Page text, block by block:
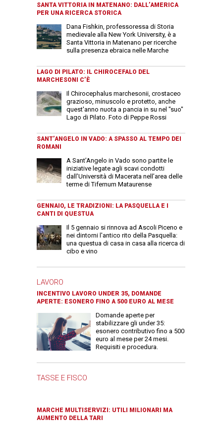
SANTA VITTORIA IN MATENANO: DALL’AMERICA
PER UNA RICERCA STORICA
Dana Fishkin, professoressa di Storia
medievale alla New York University, è a
Santa Vittoria in Matenano per ricerche
sulla presenza ebraica nelle Marche
LAGO DI PILATO: IL CHIROCEFALO DEL
MARCHESONI C’È
Il Chirocephalus marchesonii, crostaceo
grazioso, minuscolo e protetto, anche
quest'anno nuota a pancia in su nel "suo"
Lago di Pilato. Foto di Peppe Rossi
SANT’ANGELO IN VADO: A SPASSO AL TEMPO DEI
ROMANI
A Sant’Angelo in Vado sono partite le
iniziative legate agli scavi condotti
dall’Università di Macerata nell’area delle
terme di Tifernum Mataurense
GENNAIO, LE TRADIZIONI: LA PASQUELLA E I
CANTI DI QUESTUA
Il 5 gennaio si rinnova ad Ascoli Piceno e
nei dintorni l'antico rito della Pasquella:
una questua di casa in casa alla ricerca di
cibo e vino
LAVORO
INCENTIVO LAVORO UNDER 35, DOMANDE
APERTE: ESONERO FINO A 500 EURO AL MESE
Domande aperte per
stabilizzare gli under 35:
esonero contributivo fino a 500
euro al mese per 24 mesi.
Requisiti e procedura.
TASSE E FISCO
MARCHE MULTISERVIZI: UTILI MILIONARI MA
AUMENTO DELLA TARI